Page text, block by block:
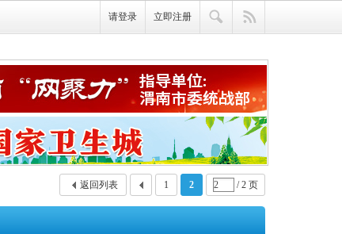
请登录 立即注册
1 2 / 2 页
返回列表